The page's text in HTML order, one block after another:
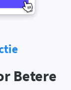
Betere